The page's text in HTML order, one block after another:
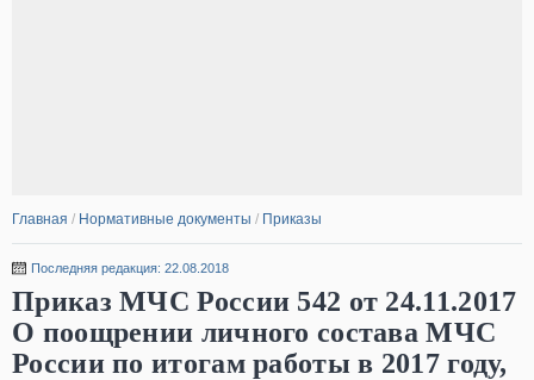
Главная / Нормативные документы / Приказы
Последняя редакция: 22.08.2018
Приказ МЧС России 542 от 24.11.2017
О поощрении личного состава МЧС
России по итогам работы в 2017 году,